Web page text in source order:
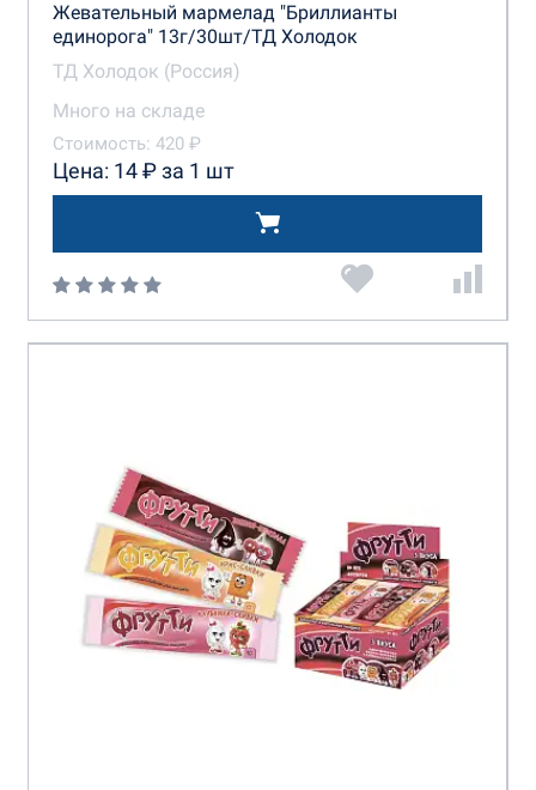
Жевательный мармелад "Бриллианты
единорога" 13г/30шт/ТД Холодок
ТД Холодок (Россия)
Много на складе
Стоимость: 420 ₽
Цена: 14 ₽ за 1 шт